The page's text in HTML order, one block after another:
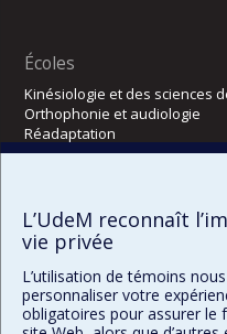
Écoles
Kinésiologie et des sciences
Orthophonie et audiologie
Réadaptation
DPC
CPASS
Éthique clinique
L’UdeM reconnaît
vie privée
L’utilisation de témoins
personnaliser votre
obligatoires pour assurer le